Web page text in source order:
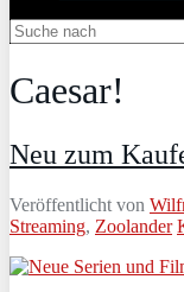
Caesar!
Neu zum
Veröffentlicht von
Streaming, Zoolander